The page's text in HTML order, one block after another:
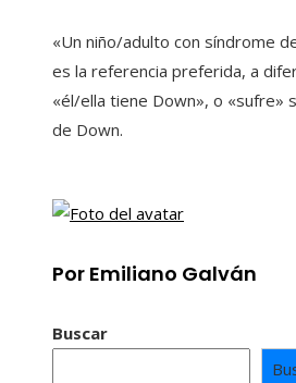
«Un niño/adulto con síndrome
es la referencia preferida, a
«él/ella tiene Down», o «sufre»
de Down.
Por Emiliano Galván
Buscar